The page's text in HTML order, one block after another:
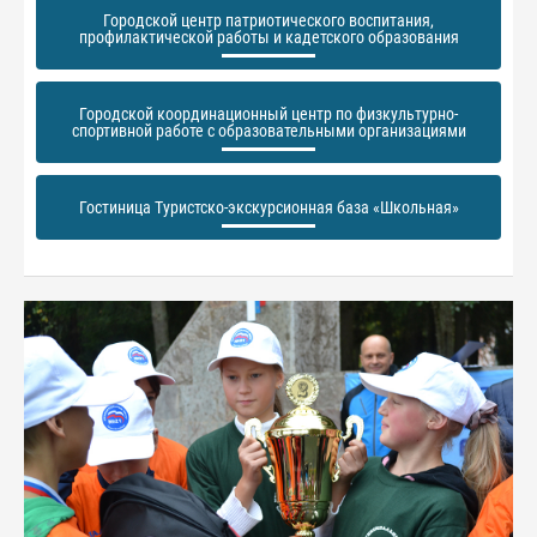
Городской центр патриотического воспитания,
профилактической работы и кадетского образования
Городской координационный центр по физкультурно-
спортивной работе с образовательными организациями
Гостиница Туристско-экскурсионная база «Школьная»